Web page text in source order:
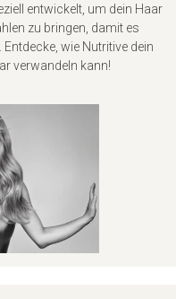
entwickelt, um dein Haar
zu bringen, damit es
wie Nutritive dein
verwandeln kann!